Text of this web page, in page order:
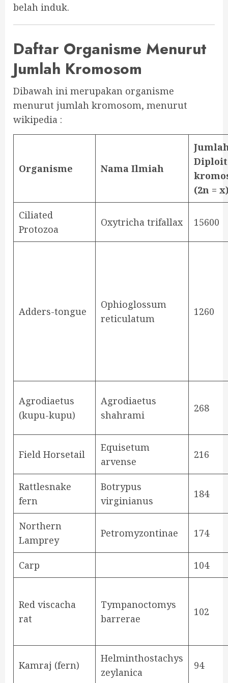
belah induk.
Daftar Organisme Menurut
Jumlah Kromosom
Dibawah ini merupakan organisme
menurut jumlah kromosom, menurut
wikipedia :
Organisme Nama Ilmiah
Diploit
(2n =
Ciliated
Protozoa
Oxytricha trifallax 15600
Adders-tongue
Ophioglossum
reticulatum
1260
Agrodiaetus
(kupu-kupu)
Agrodiaetus
shahrami
268
Field Horsetail
Equisetum
arvense
216
Rattlesnake
fern
Botrypus
virginianus
184
Northern
Lamprey
Petromyzontinae 174
Carp 104
Red viscacha
rat
Tympanoctomys
barrerae
102
Kamraj (fern)
Helminthostachys
zeylanica
94